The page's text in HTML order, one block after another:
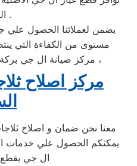
السبع .
يضمن لعملائنا الحصول علي
مستوى من الكفاءة التي
مركز صيانة ال جي بركة السبع المعتمد ببركة السبع ،
مركز اصلاح
معنا نحن ضمان و اصلاح
يمكنكم الحصول علي خدمات
ال جي بقطع